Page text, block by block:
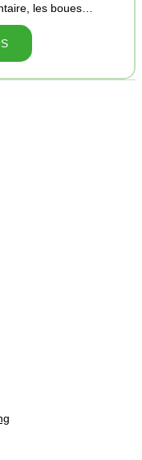
les boues…